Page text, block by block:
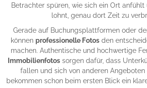
Betrachter spüren, wie sich ein Ort
lohnt, genau dort Zeit zu
Gerade auf Buchungsplattformen oder
können professionelle Fotosden
machen. Authentische und hochwertige
Immobilienfotossorgen dafür, dass
fallen und sich von anderen Angeboten
bekommen schon beim ersten Blick ein